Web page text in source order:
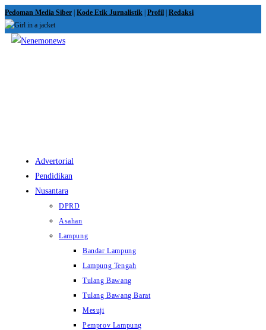
Skip
to
content
Pedoman Media Siber Kode Etik Jurnalistik Profil Redaksi
Advertorial
Pendidikan
Nusantara
DPRD
Asahan
Lampung
Bandar Lampung
Lampung Tengah
Tulang Bawang
Tulang Bawang Barat
Mesuji
Pemprov Lampung